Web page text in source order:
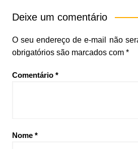
Deixe um comentário
O seu endereço de e-mail não
obrigatórios são marcados com *
Comentário *
Nome *